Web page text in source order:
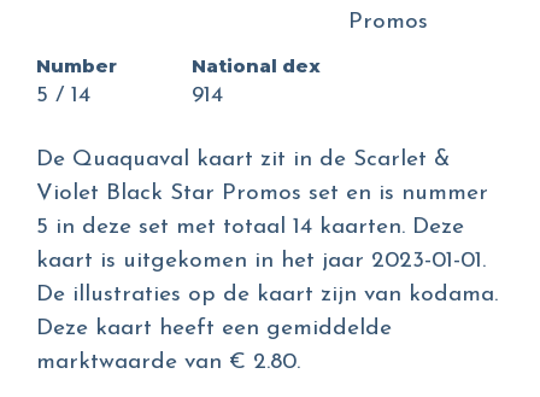
Promos
Number
5 / 14
National dex
914
De Quaquaval kaart zit in de Scarlet &
Violet Black Star Promos set en is nummer
5 in deze set met totaal 14 kaarten. Deze
kaart is uitgekomen in het jaar 2023-01-01.
De illustraties op de kaart zijn van kodama.
Deze kaart heeft een gemiddelde
marktwaarde van € 2.80.